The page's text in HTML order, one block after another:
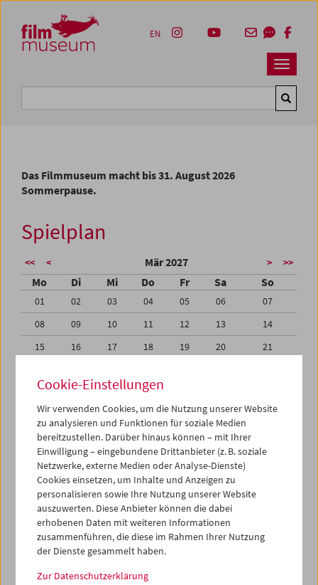
Zum Inhalt
Zum Hauptmenü
Zur Servicenavigation
Zum Suche
Navbar
EN
Das Filmmuseum macht bis 31. August 2026
Sommerpause.
Spielplan
<< < Mär 2027 > >>
Mo Di Mi Do Fr Sa So
01 02 03 04 05 06
07
08
09 10 11 12 13
14
15
16 17 18 19 20
21
29
30 31 01
05
06 07 08 09 10 11
iCalender
Programmheft-PDF
English language or subtitles
< Vorherige Woche
Cookie-Einstellungen
Wir verwenden Cookies, um die Nutzung unserer Website
zu analysieren und Funktionen für soziale Medien
bereitzustellen. Darüber hinaus können – mit Ihrer
Einwilligung – eingebundene Drittanbieter (z. B. soziale
Netzwerke, externe Medien oder Analyse-Dienste)
Cookies einsetzen, um Inhalte und Anzeigen zu
personalisieren sowie Ihre Nutzung unserer Website
auszuwerten. Diese Anbieter können die dabei
erhobenen Daten mit weiteren Informationen
zusammenführen, die diese im Rahmen Ihrer Nutzung
der Dienste gesammelt haben.
Zur Datenschutzerklärung